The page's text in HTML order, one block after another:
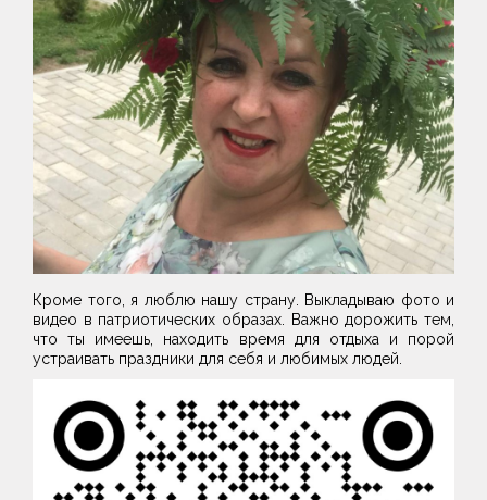
Кроме того, я люблю нашу страну. Выкладываю фото и
видео в патриотических образах. Важно дорожить тем,
что ты имеешь, находить время для отдыха и порой
устраивать праздники для себя и любимых людей.